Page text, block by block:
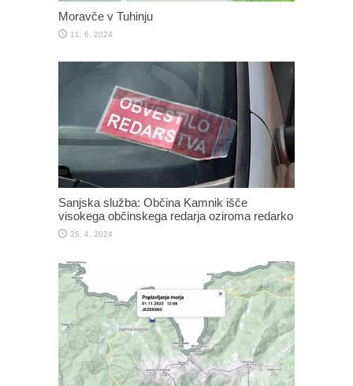
Moravče v Tuhinju
11. 6. 2024
Sanjska služba: Občina Kamnik išče
visokega občinskega redarja oziroma redarko
25. 4. 2024